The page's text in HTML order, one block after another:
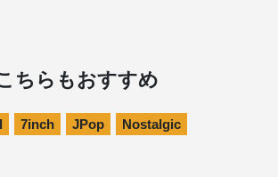
ちらもおすすめ
7inch JPop Nostalgic